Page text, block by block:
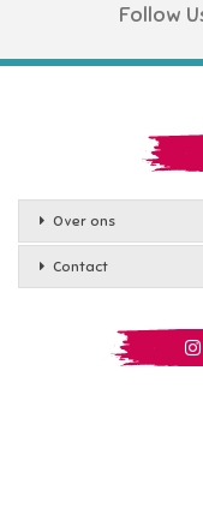
Follow
Over ons
Contact